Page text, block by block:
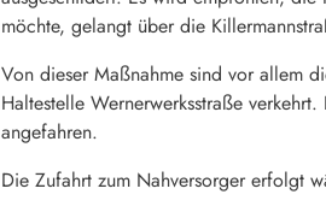
möchte, gelangt über die
Von dieser Maßnahme sind vor allem
Haltestelle Wernerwerksstraße
angefahren.
Die Zufahrt zum Nahversorger erfolgt